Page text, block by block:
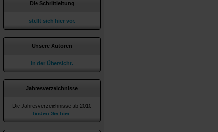
Die Schriftleitung
stellt sich hier vor.
Unsere Autoren
in der Übersicht.
Jahresverzeichnisse
Die Jahresverzeichnisse ab 2010
finden Sie hier